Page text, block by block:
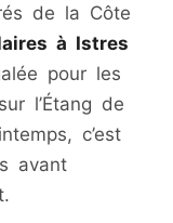
de la Côte
à Istres
pour les
l’Étang de
c’est
avant